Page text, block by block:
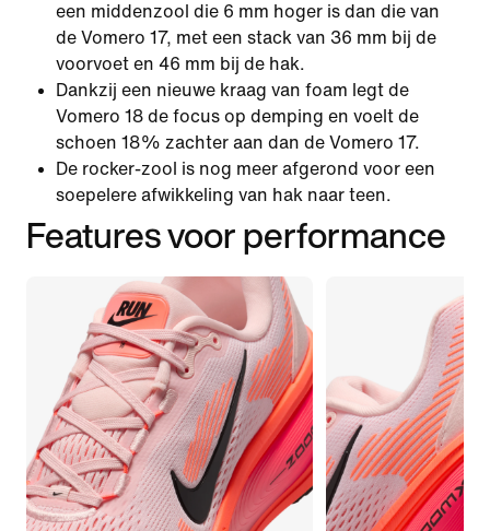
een middenzool die 6 mm hoger is dan die van
de Vomero 17, met een stack van 36 mm bij de
voorvoet en 46 mm bij de hak.
Dankzij een nieuwe kraag van foam legt de
Vomero 18 de focus op demping en voelt de
schoen 18% zachter aan dan de Vomero 17.
De rocker-zool is nog meer afgerond voor een
soepelere afwikkeling van hak naar teen.
Features voor performance